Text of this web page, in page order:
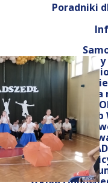
Poradniki
Pedagodzy
Kącik języka
Szkolny
Polityka
Projekt unijny